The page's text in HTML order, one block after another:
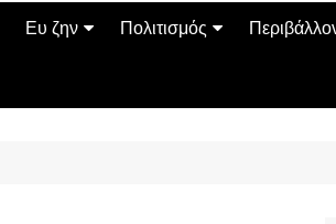
Ευ ζην
Αυτοβελτίωση
Πολιτισμός
Εκδηλώσεις
Οικολογία